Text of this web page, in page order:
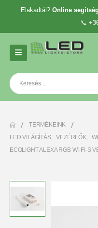
Elakadtál? Online
📞
TERMÉKEINK
LED VILÁGÍTÁS, VEZÉRLŐK,
ECOLIGHT ALEXA RGB WI-FI-S